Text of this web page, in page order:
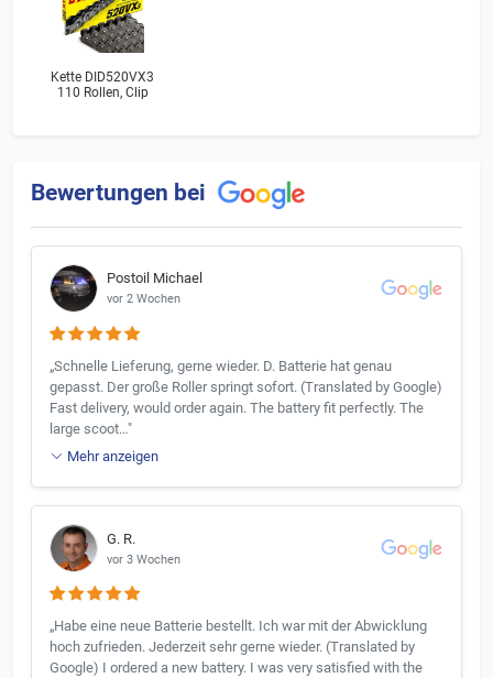
Kette DID520VX3
110 Rollen, Clip
Bewertungen bei
Postoil Michael
vor 2 Wochen
„Schnelle Lieferung, gerne wieder. D. Batterie hat genau
gepasst. Der große Roller springt sofort. (Translated by Google)
Fast delivery, would order again. The battery fit perfectly. The
large scoot…"
Mehr anzeigen
G. R.
vor 3 Wochen
„Habe eine neue Batterie bestellt. Ich war mit der Abwicklung
hoch zufrieden. Jederzeit sehr gerne wieder. (Translated by
Google) I ordered a new battery. I was very satisfied with the